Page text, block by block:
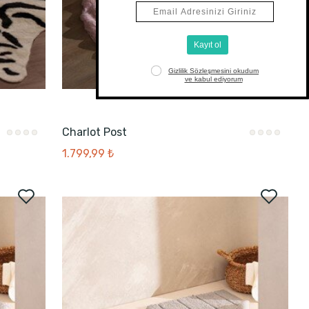
Charlot Post
1.799,99 ₺